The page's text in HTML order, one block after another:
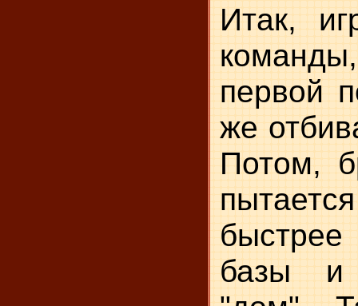
Итак,
первой
же
Потом,
базы и